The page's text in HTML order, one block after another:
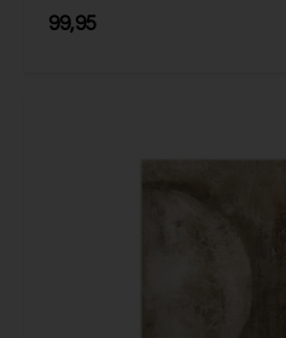
99,95